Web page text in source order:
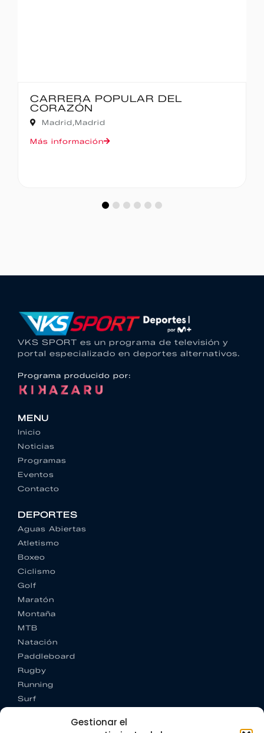
Gestionar el
IBERCAJA MADRID CORRE POR
MADRID – 10K
Madrid,Madrid
Más información
VKS SPORT es un programa de televisión y
portal especializado en deportes alternativos.
Programa producido por:
MENU
Inicio
Noticias
Programas
Eventos
Contacto
DEPORTES
Aguas Abiertas
Atletismo
Boxeo
Ciclismo
Golf
Maratón
Montaña
MTB
Natación
Paddleboard
Rugby
Running
Surf